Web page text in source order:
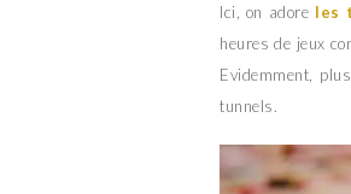
Ici, on adore les
heures de jeux
Evidemment,
tunnels.